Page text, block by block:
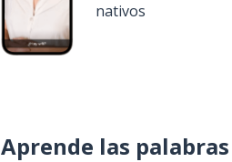
nativos
Aprende las palabras